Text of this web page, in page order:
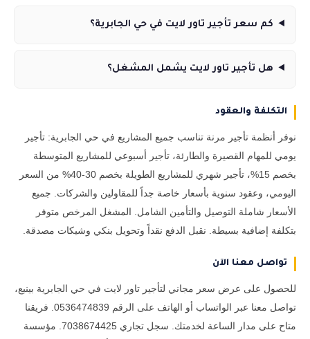
كم سعر تأجير تاور لايت في حي الجابرية؟
هل تأجير تاور لايت يشمل المشغل؟
التكلفة والعقود
نوفر أنظمة تأجير مرنة تناسب جميع المشاريع في حي الجابرية: تأجير
يومي للمهام القصيرة والطارئة، تأجير أسبوعي للمشاريع المتوسطة
بخصم 15%، تأجير شهري للمشاريع الطويلة بخصم 30-40% من السعر
اليومي، وعقود سنوية بأسعار خاصة جداً للمقاولين والشركات. جميع
الأسعار شاملة التوصيل والتأمين الشامل. المشغل المرخص متوفر
بتكلفة إضافية بسيطة. نقبل الدفع نقداً وتحويل بنكي وشيكات مصدقة.
تواصل معنا الآن
للحصول على عرض سعر مجاني لتأجير تاور لايت في حي الجابرية بينبع،
تواصل معنا عبر الواتساب أو الهاتف على الرقم 0536474839. فريقنا
متاح على مدار الساعة لخدمتك. سجل تجاري 7038674425. مؤسسة